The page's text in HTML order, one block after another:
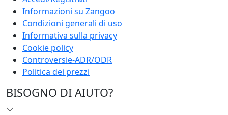
Informazioni su Zangoo
Condizioni generali di uso
Informativa sulla privacy
Cookie policy
Controversie-ADR/ODR
Politica dei prezzi
BISOGNO DI AIUTO?